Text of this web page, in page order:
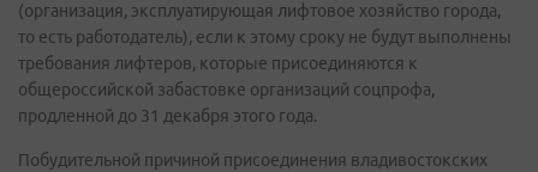
(организация, эксплуатирующая лифтовое хозяйство города,
то есть работодатель), если к этому сроку не будут выполнены
требования лифтеров, которые присоединяются к
общероссийской забастовке организаций соцпрофа,
продленной до 31 декабря этого года.
Побудительной причиной присоединения владивостокских